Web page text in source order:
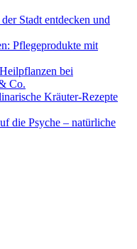
Stadt entdecken und
Pflegeprodukte mit
bei
Co.
Kräuter-Rezepte
die Psyche – natürliche